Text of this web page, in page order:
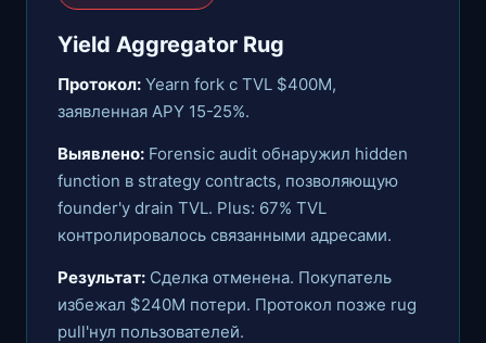
Yield Aggregator Rug
Протокол: Yearn fork с TVL $400M,
заявленная APY 15-25%.
Выявлено: Forensic audit обнаружил hidden
function в strategy contracts, позволяющую
founder'у drain TVL. Plus: 67% TVL
контролировалось связанными адресами.
Результат: Сделка отменена. Покупатель
избежал $240M потери. Протокол позже rug
pull'нул пользователей.